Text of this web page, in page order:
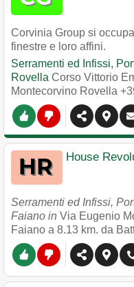
Corvinia Group si
finestre e loro affini.
Serramenti ed Infissi,
Rovella Corso Vittorio
Montecorvino Rovella
House
Serramenti ed Infissi,
Faiano in Via Eugenio
Faiano a 8.13 km. da